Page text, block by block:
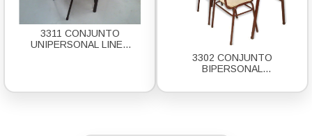
3311 CONJUNTO
UNIPERSONAL LINEA
3302 CONJUNTO
BIPERSONAL